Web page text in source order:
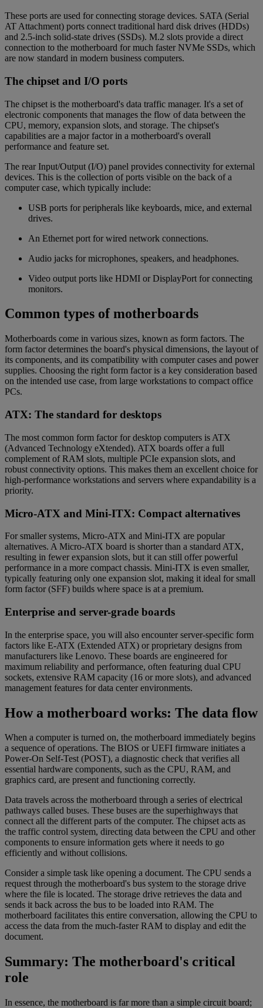
These ports are used for connecting storage devices. SATA (Serial
AT Attachment) ports connect traditional hard disk drives (HDDs)
and 2.5-inch solid-state drives (SSDs). M.2 slots provide a direct
connection to the motherboard for much faster NVMe SSDs, which
are now standard in modern business computers.
The chipset and I/O ports
The chipset is the motherboard's data traffic manager. It's a set of
electronic components that manages the flow of data between the
CPU, memory, expansion slots, and storage. The chipset's
capabilities are a major factor in a motherboard's overall
performance and feature set.
The rear Input/Output (I/O) panel provides connectivity for external
devices. This is the collection of ports visible on the back of a
computer case, which typically include:
USB ports for peripherals like keyboards, mice, and external
drives.
An Ethernet port for wired network connections.
Audio jacks for microphones, speakers, and headphones.
Video output ports like HDMI or DisplayPort for connecting
monitors.
Common types of motherboards
Motherboards come in various sizes, known as form factors. The
form factor determines the board's physical dimensions, the layout of
its components, and its compatibility with computer cases and power
supplies. Choosing the right form factor is a key consideration based
on the intended use case, from large workstations to compact office
PCs.
ATX: The standard for desktops
The most common form factor for desktop computers is ATX
(Advanced Technology eXtended). ATX boards offer a full
complement of RAM slots, multiple PCIe expansion slots, and
robust connectivity options. This makes them an excellent choice for
high-performance workstations and servers where expandability is a
priority.
Micro-ATX and Mini-ITX: Compact alternatives
For smaller systems, Micro-ATX and Mini-ITX are popular
alternatives. A Micro-ATX board is shorter than a standard ATX,
resulting in fewer expansion slots, but it can still offer powerful
performance in a more compact chassis. Mini-ITX is even smaller,
typically featuring only one expansion slot, making it ideal for small
form factor (SFF) builds where space is at a premium.
Enterprise and server-grade boards
In the enterprise space, you will also encounter server-specific form
factors like E-ATX (Extended ATX) or proprietary designs from
manufacturers like Lenovo. These boards are engineered for
maximum reliability and performance, often featuring dual CPU
sockets, extensive RAM capacity (16 or more slots), and advanced
management features for data center environments.
How a motherboard works: The data flow
When a computer is turned on, the motherboard immediately begins
a sequence of operations. The BIOS or UEFI firmware initiates a
Power-On Self-Test (POST), a diagnostic check that verifies all
essential hardware components, such as the CPU, RAM, and
graphics card, are present and functioning correctly.
Data travels across the motherboard through a series of electrical
pathways called buses. These buses are the superhighways that
connect all the different parts of the computer. The chipset acts as
the traffic control system, directing data between the CPU and other
components to ensure information gets where it needs to go
efficiently and without collisions.
Consider a simple task like opening a document. The CPU sends a
request through the motherboard's bus system to the storage drive
where the file is located. The storage drive retrieves the data and
sends it back across the bus to be loaded into RAM. The
motherboard facilitates this entire conversation, allowing the CPU to
access the data from the much-faster RAM to display and edit the
document.
Summary: The motherboard's critical
role
In essence, the motherboard is far more than a simple circuit board;